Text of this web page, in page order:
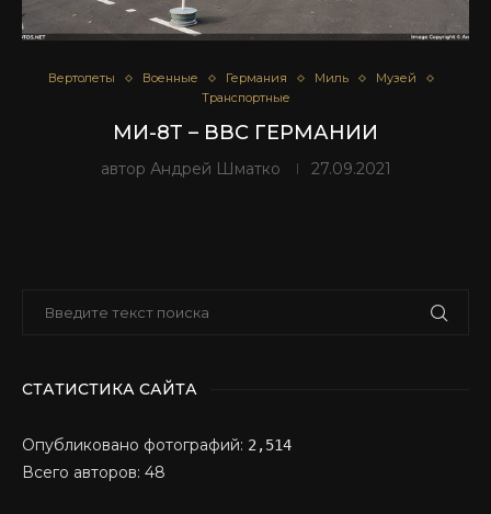
Вертолеты Военные Германия Миль
Музей
Транспортные
МИ-8Т – ВВС ГЕРМАНИИ
автор Андрей Шматко 27.09.2021
СТАТИСТИКА САЙТА
Опубликовано фотографий: 2,514
Всего авторов: 48